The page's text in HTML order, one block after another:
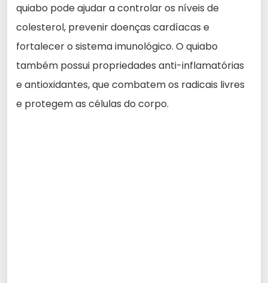
quiabo pode ajudar a controlar os níveis de
colesterol, prevenir doenças cardíacas e
fortalecer o sistema imunológico. O quiabo
também possui propriedades anti-inflamatórias
e antioxidantes, que combatem os radicais livres
e protegem as células do corpo.